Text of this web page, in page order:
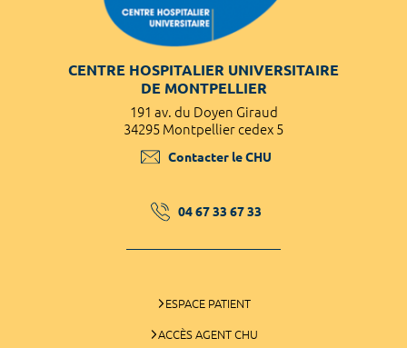
CENTRE HOSPITALIER UNIVERSITAIRE
DE MONTPELLIER
191 av. du Doyen Giraud
34295 Montpellier cedex 5
Contacter le CHU
04 67 33 67 33
ESPACE PATIENT
ACCÈS AGENT CHU